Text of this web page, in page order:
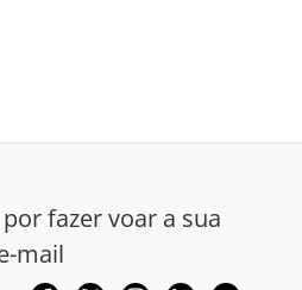
fazer voar a sua
mail